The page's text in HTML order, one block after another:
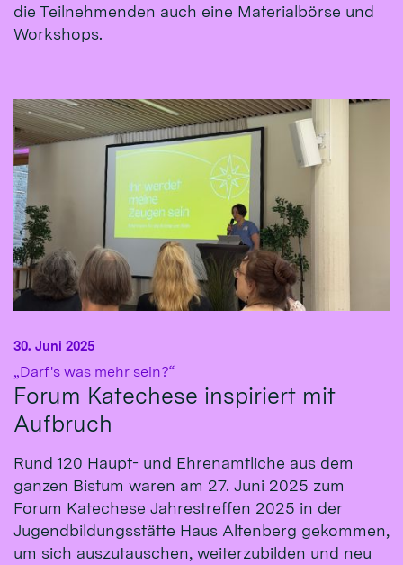
die Teilnehmenden auch eine Materialbörse und
Workshops.
„Darf's was mehr sein?“
Forum Katechese inspiriert mit
Aufbruch
30. Juni 2025
Rund 120 Haupt- und Ehrenamtliche aus dem
ganzen Bistum waren am 27. Juni 2025 zum
Forum Katechese Jahrestreffen 2025 in der
Jugendbildungsstätte Haus Altenberg gekommen,
um sich auszutauschen, weiterzubilden und neu